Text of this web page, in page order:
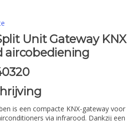
Unit Gateway KNX
aircobediening
is een compacte KNX-gateway voor
via infrarood. Dankzij een